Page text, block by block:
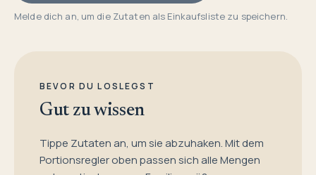
Melde dich an, um die Zutaten als Einkaufsliste zu speichern.
BEVOR DU LOSLEGST
Gut zu wissen
Tippe Zutaten an, um sie abzuhaken. Mit dem
Portionsregler oben passen sich alle Mengen